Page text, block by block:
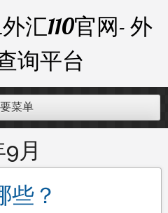
外汇110官网- 外
询平台
菜单
月
些？